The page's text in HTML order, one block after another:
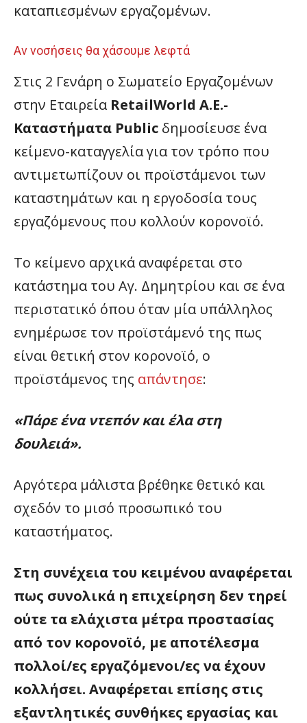
καταπιεσμένων εργαζομένων.
Αν νοσήσεις θα χάσουμε λεφτά
Στις 2 Γενάρη ο Σωματείο Εργαζομένων
στην Εταιρεία RetailWorld A.E.-
Καταστήματα Public δημοσίευσε ένα
κείμενο-καταγγελία για τον τρόπο που
αντιμετωπίζουν οι προϊστάμενοι των
καταστημάτων και η εργοδοσία τους
εργαζόμενους που κολλούν κορονοϊό.
Το κείμενο αρχικά αναφέρεται στο
κατάστημα του Αγ. Δημητρίου και σε ένα
περιστατικό όπου όταν μία υπάλληλος
ενημέρωσε τον προϊστάμενό της πως
είναι θετική στον κορονοϊό, ο
προϊστάμενος της απάντησε:
«Πάρε ένα ντεπόν και έλα στη
δουλειά».
Αργότερα μάλιστα βρέθηκε θετικό και
σχεδόν το μισό προσωπικό του
καταστήματος.
Στη συνέχεια του κειμένου αναφέρεται
πως συνολικά η επιχείρηση δεν τηρεί
ούτε τα ελάχιστα μέτρα προστασίας
από τον κορονοϊό, με αποτέλεσμα
πολλοί/ες εργαζόμενοι/ες να έχουν
κολλήσει. Αναφέρεται επίσης στις
εξαντλητικές συνθήκες εργασίας και